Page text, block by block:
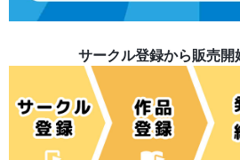
サークル登録から販売開